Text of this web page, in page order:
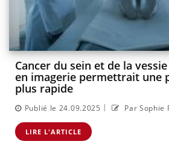
Cancer du sein et de la
en imagerie permettrait une
plus rapide
Publié le 24.09.2025 | Par Sophie
LIRE L'ARTICLE